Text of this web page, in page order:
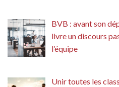
BVB : avant son
livre un discours
l’équipe
Unir toutes les